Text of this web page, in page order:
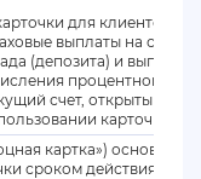
для клиентов
выплаты на счета,
(депозита) и выпуска
процентного
счет, открытый в
карточки
картка») основной
сроком действия 5 лет